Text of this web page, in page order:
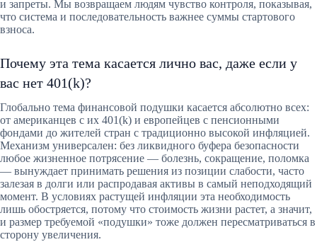
и запреты. Мы возвращаем людям чувство контроля, показывая,
что система и последовательность важнее суммы стартового
взноса.
Почему эта тема касается лично вас, даже если у
вас нет 401(k)?
Глобально тема финансовой подушки касается абсолютно всех:
от американцев с их 401(k) и европейцев с пенсионными
фондами до жителей стран с традиционно высокой инфляцией.
Механизм универсален: без ликвидного буфера безопасности
любое жизненное потрясение — болезнь, сокращение, поломка
— вынуждает принимать решения из позиции слабости, часто
залезая в долги или распродавая активы в самый неподходящий
момент. В условиях растущей инфляции эта необходимость
лишь обостряется, потому что стоимость жизни растет, а значит,
и размер требуемой «подушки» тоже должен пересматриваться в
сторону увеличения.